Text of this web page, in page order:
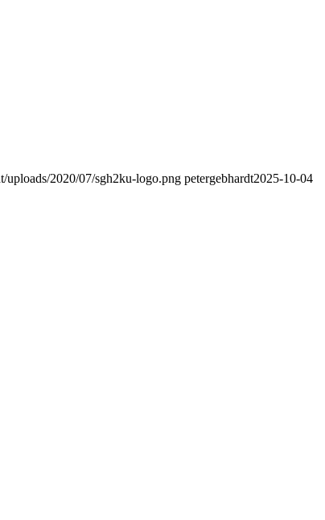
uploads/2020/07/sgh2ku-logo.png petergebhardt2025-10-04